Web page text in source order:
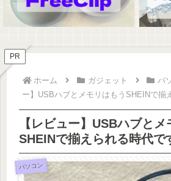
PR
ホーム ガジェット パ
ー】USBハブとメモリはもうSHEINで揃
【レビュー】USBハブとメ
SHEINで揃えられる時代で
パソコン